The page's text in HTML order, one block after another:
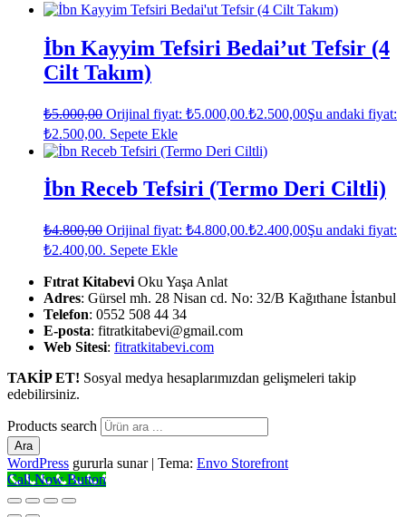
İbn Kayyim Tefsiri Bedai’ut Tefsir (4
Cilt Takım)
₺5.000,00 Orijinal fiyat: ₺5.000,00.₺2.500,00Şu andaki fiyat:
₺2.500,00. Sepete Ekle
İbn Receb Tefsiri (Termo Deri Ciltli)
₺4.800,00 Orijinal fiyat: ₺4.800,00.₺2.400,00Şu andaki fiyat:
₺2.400,00. Sepete Ekle
Fıtrat Kitabevi Oku Yaşa Anlat
Adres: Gürsel mh. 28 Nisan cd. No: 32/B Kağıthane İstanbul
Telefon: 0552 508 44 34
E-posta: fitratkitabevi@gmail.com
Web Sitesi: fitratkitabevi.com
TAKİP ET! Sosyal medya hesaplarımızdan gelişmeleri takip
edebilirsiniz.
Products search
Ara
WordPress gururla sunar | Tema: Envo Storefront
Call Now Button